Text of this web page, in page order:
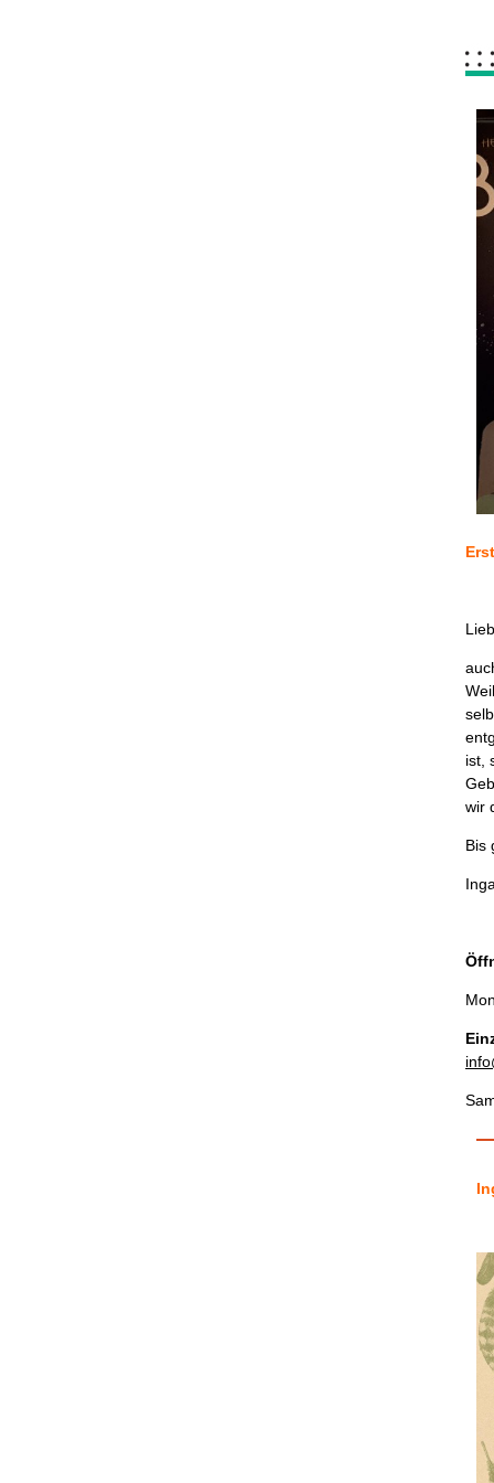
ist,
wir
Bis